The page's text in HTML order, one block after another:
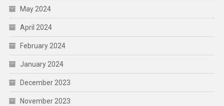
May 2024
April 2024
February 2024
January 2024
December 2023
November 2023